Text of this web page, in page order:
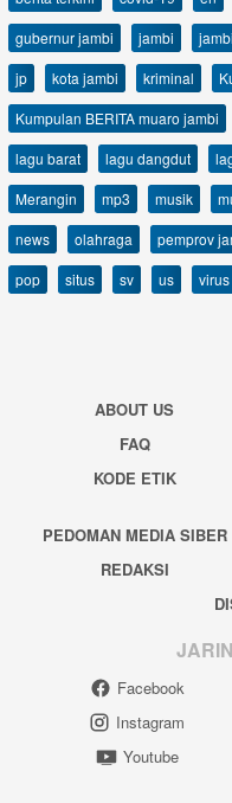
gubernur jambi
jambi
jp
kota jambi kriminal
Kumpulan BERITA muaro jambi
lagu barat
lagu dangdut
Merangin
mp3 musik
news
olahraga pemprov
pop
situs sv us
ABOUT US
FAQ
KODE ETIK
PEDOMAN MEDIA SIBER
REDAKSI
Facebook
Instagram
Youtube